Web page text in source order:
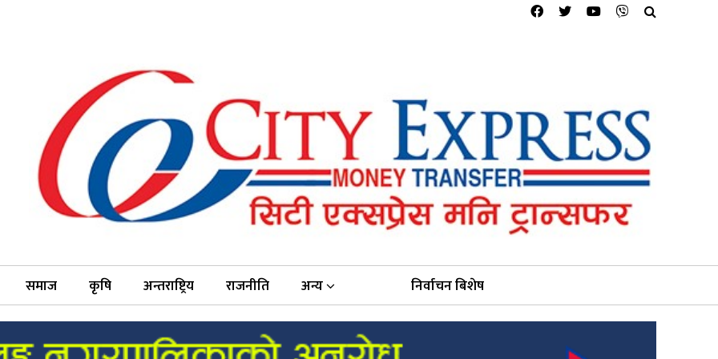
समाज कृषि अन्तराष्ट्रिय राजनीति अन्य निर्वाचन बिशेष